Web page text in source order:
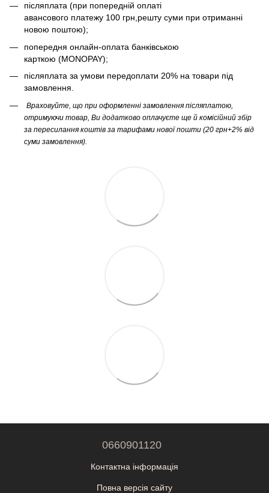
післяплата (при попередній оплаті
авансового платежу 100 грн,решту суми при отриманні
новою поштою);
попередня онлайн-оплата банківською
карткою (MONOPAY);
післяплата за умови передоплати 20% на товари під
замовлення.
Враховуйте, що при оформленні замовлення післяплатою,
отримуючи товар, Ви додатково оплачуєте ще й комісійний збір
за пересилання коштів за тарифами нової пошти (20 грн+2% від
суми замовлення).
0660901120
Контактна інформація
Повна версія сайту